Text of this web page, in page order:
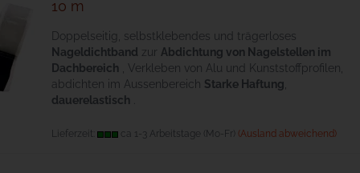
10 m
Doppelseitig, selbstklebendes und trägerloses
Nageldichtband zur Abdichtung von Nagelstellen im
Dachbereich , Verkleben von Alu und Kunststoffprofilen,
abdichten im Aussenbereich Starke Haftung
dauerelastisch
Lieferzeit: ca 1-3 Arbeitstage (Mo-Fr) (Ausland abweichend)